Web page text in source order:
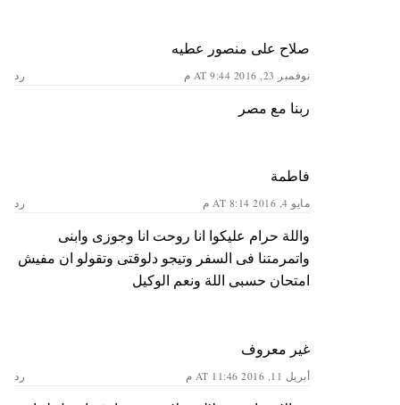
صلاح على منصور عطيه
نوفمبر 23, 2016 AT 9:44 م رد
ربنا مع مصر
فاطمة
مايو 4, 2016 AT 8:14 م رد
واللة حرام عليكوا انا روحت انا وجوزى وابنى
واتمرمتنا فى السفر وتيجو دلوقتى وتقولو ان مفيش
امتحان حسبى اللة ونعم الوكيل
غير معروف
أبريل 11, 2016 AT 11:46 م رد